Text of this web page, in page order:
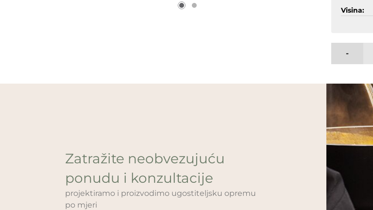
Visina:
-
Zatražite neobvezujuću
ponudu i konzultacije
projektiramo i proizvodimo ugostiteljsku opremu
po mjeri